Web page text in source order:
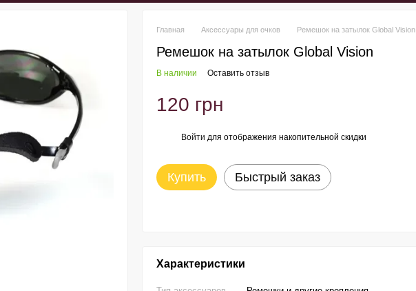
Главная Аксессуары для очков Ремешок на затылок Global Vision
Ремешок на затылок Global Vision
В наличии Оставить отзыв
120 грн
Войти для отображения накопительной скидки
Купить Быстрый заказ
Характеристики